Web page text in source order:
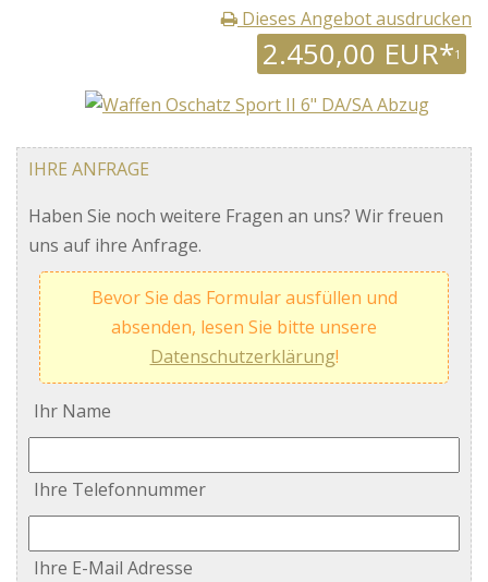
Dieses Angebot ausdrucken
2.450,00 EUR*1
IHRE ANFRAGE
Haben Sie noch weitere Fragen an uns? Wir freuen
uns auf ihre Anfrage.
Bevor Sie das Formular ausfüllen und
absenden, lesen Sie bitte unsere
Datenschutzerklärung!
Ihr Name
Ihre Telefonnummer
Ihre E-Mail Adresse